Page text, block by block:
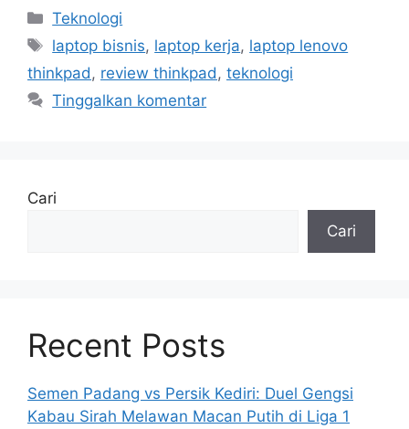
Kategori
Teknologi
Tag
laptop bisnis, laptop kerja, laptop lenovo
thinkpad, review thinkpad, teknologi
Tinggalkan komentar
Cari
Cari
Recent Posts
Semen Padang vs Persik Kediri: Duel Gengsi
Kabau Sirah Melawan Macan Putih di Liga 1